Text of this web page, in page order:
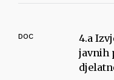
DOC
4.a
javnih